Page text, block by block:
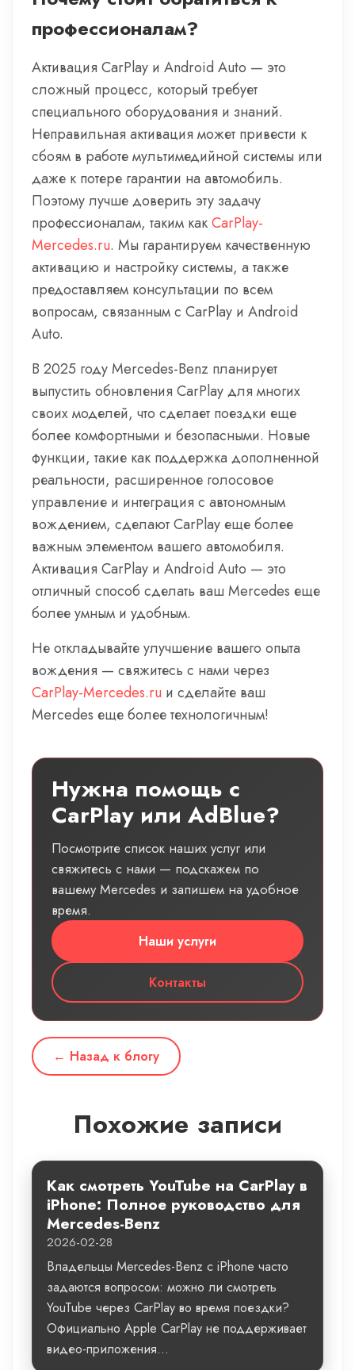
профессионалам?
Активация CarPlay и Android Auto — это
сложный процесс, который требует
специального оборудования и знаний.
Неправильная активация может привести к
сбоям в работе мультимедийной системы или
даже к потере гарантии на автомобиль.
Поэтому лучше доверить эту задачу
профессионалам, таким какCarPlay-
Mercedes.ru. Мы гарантируем качественную
активацию и настройку системы, а также
предоставляем консультации по всем
вопросам, связанным с CarPlay и Android
Auto.
В 2025 году Mercedes-Benz планирует
выпустить обновления CarPlay для многих
своих моделей, что сделает поездки еще
более комфортными и безопасными. Новые
функции, такие как поддержка дополненной
реальности, расширенное голосовое
управление и интеграция с автономным
вождением, сделают CarPlay еще более
важным элементом вашего автомобиля.
Активация CarPlay и Android Auto — это
отличный способ сделать ваш Mercedes еще
более умным и удобным.
Не откладывайте улучшение вашего опыта
вождения — свяжитесь с нами через
CarPlay-Mercedes.ru и сделайте ваш
Mercedes еще более технологичным!
Нужна помощь с
CarPlay или AdBlue?
Посмотрите список наших услуг или
свяжитесь с нами — подскажем по
вашему Mercedes и запишем на удобное
время.
Наши услуги
Контакты
← Назад к блогу
Похожие записи
Как смотреть YouTube на CarPlay в
iPhone: Полное руководство для
Mercedes-Benz
2026-02-28
Владельцы Mercedes-Benz с iPhone часто
задаются вопросом: можно ли смотреть
YouTube через CarPlay во время поездки?
Официально Apple CarPlay не поддерживает
видео-приложения...